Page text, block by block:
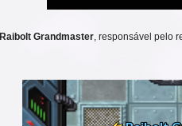
Raibolt Grandmaster, responsável pelo